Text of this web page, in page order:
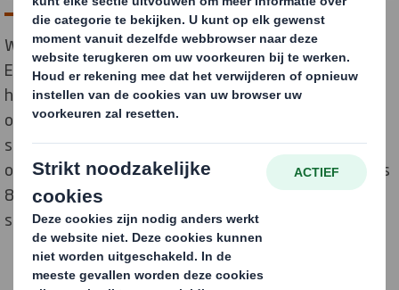
We zijn trots te kunnen aankondigen dat we de
External Business Partners Excellence Award van P&G
hebben ontvangen. Deze prijs is een erkenning van
onze consistente hoge prestaties in het leveren van
service aan P&G in de hele supply chain. Van de
ongeveer 60.000 externe zakenpartners zijn er slechts
80 onderscheiden door P&G, wat deze prestatie nog
specialer maakt.